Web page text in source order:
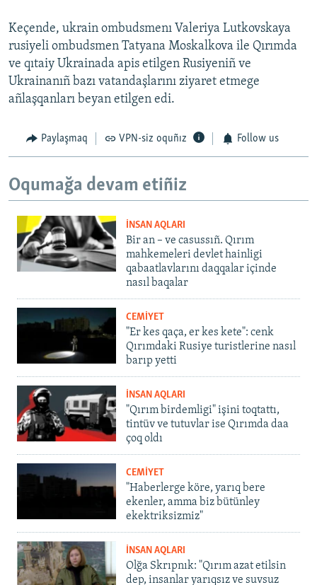
Keçende, ukrain ombudsmenı Valeriya Lutkovskaya
rusiyeli ombudsmen Tatyana Moskalkova ile Qırımda
ve qıtaiy Ukrainada apis etilgen Rusiyeniñ ve
Ukrainanıñ bazı vatandaşlarını ziyaret etmege
añlaşqanları beyan etilgen edi.
Paylaşmaq VPN-siz oquñız Follow us
Oqumağa devam etiñiz
İNSAN AQLARI
Bir an – ve casussıñ. Qırım
mahkemeleri devlet hainligi
qabaatlavlarını daqqalar içinde
nasıl baqalar
CEMİYET
"Er kes qaça, er kes kete": cenk
Qırımdaki Rusiye turistlerine nasıl
barıp yetti
İNSAN AQLARI
"Qırım birdemligi" işini toqtattı,
tintüv ve tutuvlar ise Qırımda daa
çoq oldı
CEMİYET
"Haberlerge köre, yarıq bere
ekenler, amma biz bütünley
ekektriksizmiz"
İNSAN AQLARI
Olğa Skrıpnık: "Qırım azat etilsin
dep, insanlar yarıqsız ve suvsuz